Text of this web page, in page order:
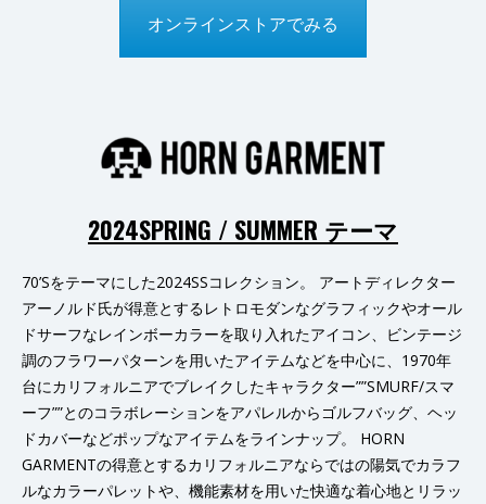
オンラインストアでみる
2024SPRING / SUMMER テーマ
70’Sをテーマにした2024SSコレクション。 アートディレクター
アーノルド氏が得意とするレトロモダンなグラフィックやオール
ドサーフなレインボーカラーを取り入れたアイコン、ビンテージ
調のフラワーパターンを用いたアイテムなどを中心に、1970年
台にカリフォルニアでブレイクしたキャラクター””SMURF/スマ
ーフ””とのコラボレーションをアパレルからゴルフバッグ、ヘッ
ドカバーなどポップなアイテムをラインナップ。 HORN
GARMENTの得意とするカリフォルニアならではの陽気でカラフ
ルなカラーパレットや、機能素材を用いた快適な着心地とリラッ